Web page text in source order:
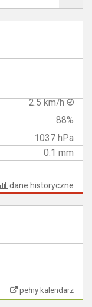
2.5 km/h
88%
1037 hPa
0.1 mm
dane historyczne
pełny kalendarz